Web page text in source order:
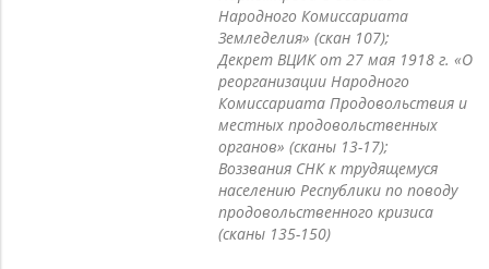
1920 гг. - 212,5 млн пудов; в период 1920-1921 гг. - 367
В коллекции представлены сборники декретов советской
власти по организации снабжения и распределения
продовольствия; научные издания конца 10-х-начала 20-
х гг., в которых отражены основные направления и
результаты продовольственной политики большевиков,
а также общие вопросы организации централизованного
распределения продуктов питания; архивные
материалы, раскрывающие деятельность Народного
Комиссариата Продовольствия; фотографии
Народного Комиссариата
Земледелия» (скан 107);
Декрет ВЦИК от 27 мая 1918 г. «О
реорганизации Народного
Комиссариата Продовольствия и
местных продовольственных
органов» (сканы 13-17);
Воззвания СНК к трудящемуся
населению Республики по поводу
продовольственного кризиса
(сканы 135-150)